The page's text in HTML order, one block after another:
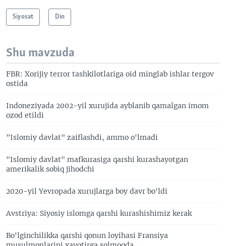
Siyosat Din
Shu mavzuda
FBR: Xorijiy terror tashkilotlariga oid minglab ishlar tergov
ostida
Indoneziyada 2002-yil xurujida ayblanib qamalgan imom
ozod etildi
"Islomiy davlat" zaiflashdi, ammo o'lmadi
"Islomiy davlat" mafkurasiga qarshi kurashayotgan
amerikalik sobiq jihodchi
2020-yil Yevropada xurujlarga boy davr bo'ldi
Avstriya: Siyosiy islomga qarshi kurashishimiz kerak
Bo'lginchilikka qarshi qonun loyihasi Fransiya